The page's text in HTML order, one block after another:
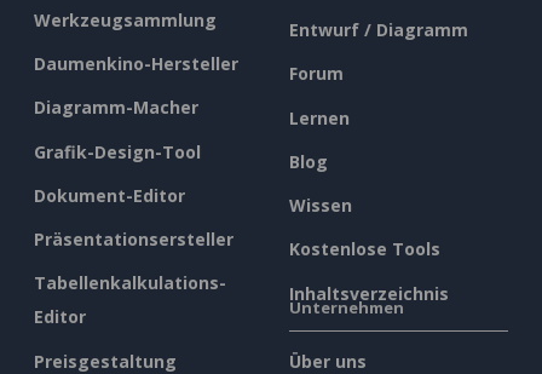
Werkzeugsammlung
Daumenkino-Hersteller
Diagramm-Macher
Grafik-Design-Tool
Dokument-Editor
Präsentationsersteller
Tabellenkalkulations-
Editor
Preisgestaltung
Entwurf / Diagramm
Forum
Lernen
Blog
Wissen
Kostenlose Tools
Inhaltsverzeichnis
Unternehmen
Über uns